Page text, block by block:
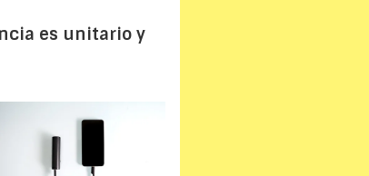
es unitario y